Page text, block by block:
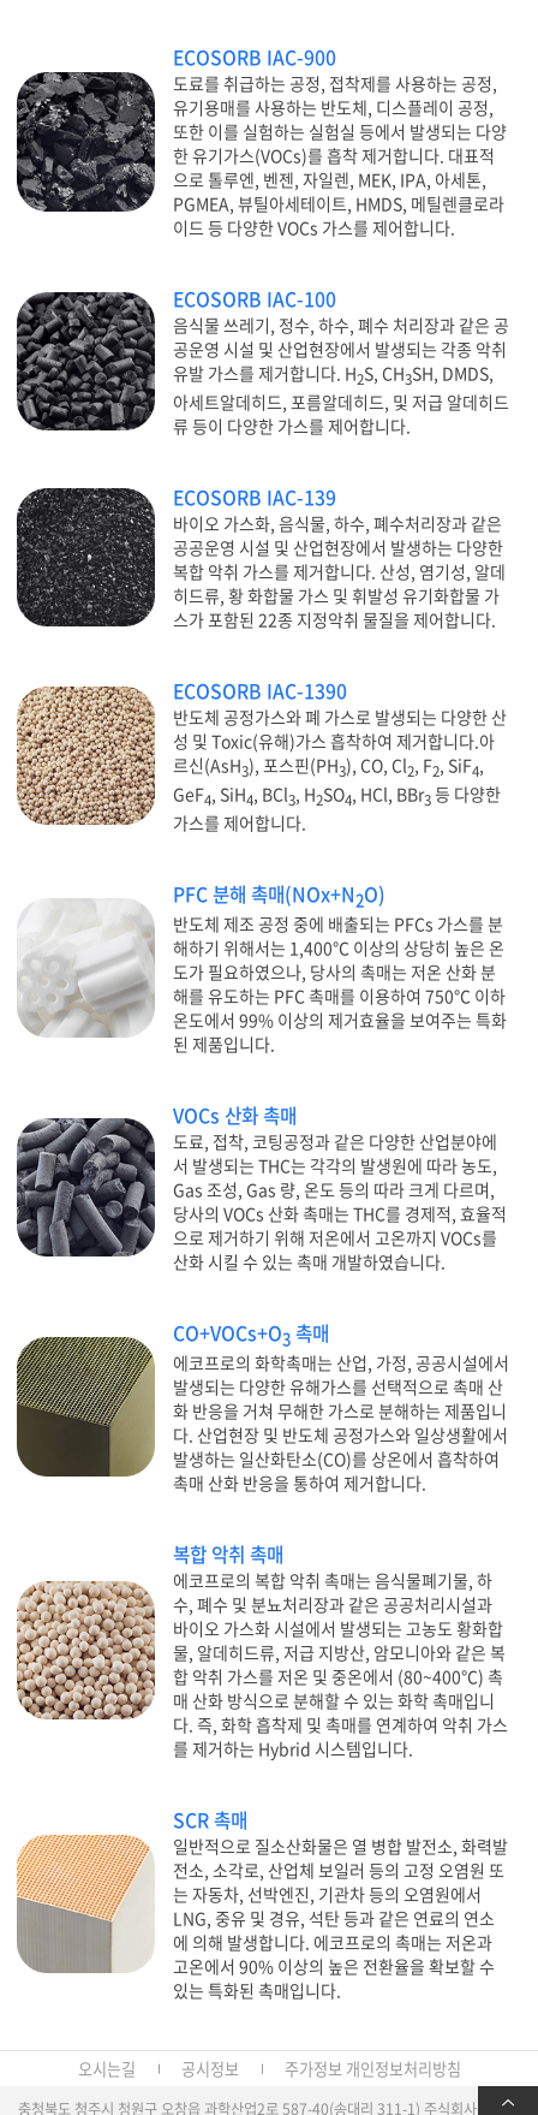
ECOSORB IAC-900
도료를 취급하는 공정, 접착제를 사용하는 공정,
유기용매를 사용하는 반도체, 디스플레이 공정,
또한 이를 실험하는 실험실 등에서 발생되는 다양
한 유기가스(VOCs)를 흡착 제거합니다. 대표적
으로 톨루엔, 벤젠, 자일렌, MEK, IPA, 아세톤,
PGMEA, 뷰틸아세테이트, HMDS, 메틸렌클로라
이드 등 다양한 VOCs 가스를 제어합니다.
ECOSORB IAC-100
음식물 쓰레기, 정수, 하수, 폐수 처리장과 같은 공
공운영 시설 및 산업현장에서 발생되는 각종 악취
유발 가스를 제거합니다. H2S, CH3SH, DMDS,
아세트알데히드, 포름알데히드, 및 저급 알데히드
류 등이 다양한 가스를 제어합니다.
ECOSORB IAC-139
바이오 가스화, 음식물, 하수, 폐수처리장과 같은
공공운영 시설 및 산업현장에서 발생하는 다양한
복합 악취 가스를 제거합니다. 산성, 염기성, 알데
히드류, 황 화합물 가스 및 휘발성 유기화합물 가
스가 포함된 22종 지정악취 물질을 제어합니다.
ECOSORB IAC-1390
반도체 공정가스와 폐 가스로 발생되는 다양한 산
성 및 Toxic(유해)가스 흡착하여 제거합니다.아
르신(AsH3), 포스핀(PH3), CO, Cl2, F2, SiF4,
GeF4 , SiH4 , BCl3 , H2SO4 , HCl, BBr3등 다양한
가스를 제어합니다.
PFC 분해 촉매(NOx+N2O)
반도체 제조 공정 중에 배출되는 PFCs 가스를 분
해하기 위해서는 1,400℃ 이상의 상당히 높은 온
도가 필요하였으나, 당사의 촉매는 저온 산화 분
해를 유도하는 PFC 촉매를 이용하여 750℃ 이하
온도에서 99% 이상의 제거효율을 보여주는 특화
된 제품입니다.
VOCs 산화 촉매
도료, 접착, 코팅공정과 같은 다양한 산업분야에
서 발생되는 THC는 각각의 발생원에 따라 농도,
Gas 조성, Gas 량, 온도 등의 따라 크게 다르며,
당사의 VOCs 산화 촉매는 THC를 경제적, 효율적
으로 제거하기 위해 저온에서 고온까지 VOCs를
산화 시킬 수 있는 촉매 개발하였습니다.
CO+VOCs+O3 촉매
에코프로의 화학촉매는 산업, 가정, 공공시설에서
발생되는 다양한 유해가스를 선택적으로 촉매 산
화 반응을 거쳐 무해한 가스로 분해하는 제품입니
다. 산업현장 및 반도체 공정가스와 일상생활에서
발생하는 일산화탄소(CO)를 상온에서 흡착하여
촉매 산화 반응을 통하여 제거합니다.
복합 악취 촉매
에코프로의 복합 악취 촉매는 음식물폐기물, 하
수, 폐수 및 분뇨처리장과 같은 공공처리시설과
바이오 가스화 시설에서 발생되는 고농도 황화합
물, 알데히드류, 저급 지방산, 암모니아와 같은 복
합 악취 가스를 저온 및 중온에서 (80~400℃) 촉
매 산화 방식으로 분해할 수 있는 화학 촉매입니
다. 즉, 화학 흡착제 및 촉매를 연계하여 악취 가스
를 제거하는 Hybrid 시스템입니다.
SCR 촉매
일반적으로 질소산화물은 열 병합 발전소, 화력발
전소, 소각로, 산업체 보일러 등의 고정 오염원 또
는 자동차, 선박엔진, 기관차 등의 오염원에서
LNG, 중유 및 경유, 석탄 등과 같은 연료의 연소
에 의해 발생합니다. 에코프로의 촉매는 저온과
고온에서 90% 이상의 높은 전환율을 확보할 수
있는 특화된 촉매입니다.
오시는길 공시정보 주가정보 개인정보처리방침
충청북도 청주시 청원구 오창읍 과학산업2로 587-40(송대리 311-1) 주식회사 에코프